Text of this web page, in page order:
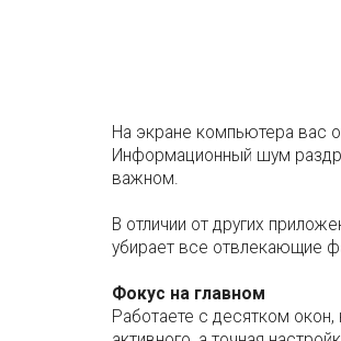
На экране компьютера вас
Информационный шум
важном.
В отличии от других
убирает все отвлекающие
Фокус на главном
Работаете с десятком